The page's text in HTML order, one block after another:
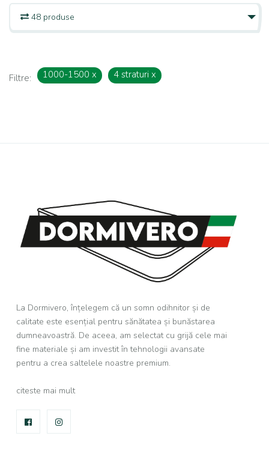
48 produse
Filtre: 1000-1500 x 4 straturi x
La Dormivero, înțelegem că un somn odihnitor și de
calitate este esențial pentru sănătatea și bunăstarea
dumneavoastră. De aceea, am selectat cu grijă cele mai
fine materiale și am investit în tehnologii avansate
pentru a crea saltelele noastre premium.
citeste mai mult
FACEBOOK